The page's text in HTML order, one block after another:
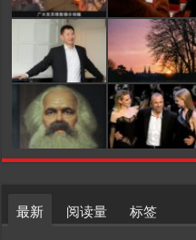
最新 阅读量 标签